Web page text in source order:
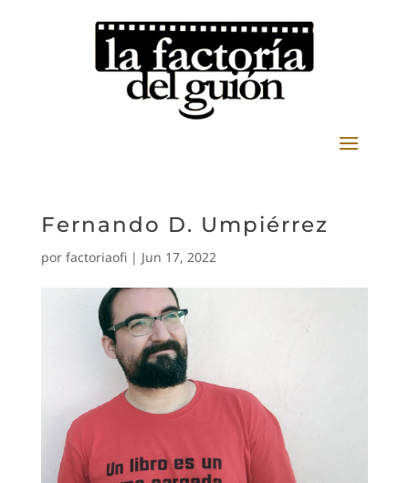
Fernando D. Umpiérrez
por factoriaofi| Jun 17, 2022